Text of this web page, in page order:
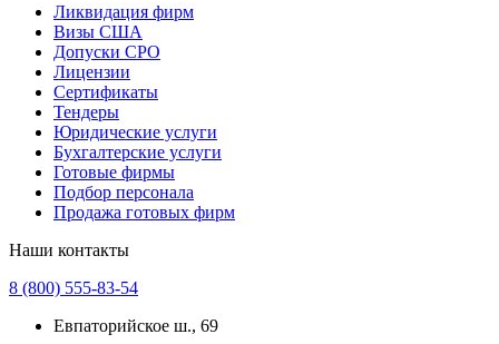
Ликвидация фирм
Визы США
Допуски СРО
Лицензии
Сертификаты
Тендеры
Юридические услуги
Бухгалтерские услуги
Готовые фирмы
Подбор персонала
Продажа готовых фирм
Наши контакты
8 (800) 555-83-54
Евпаторийское ш., 69